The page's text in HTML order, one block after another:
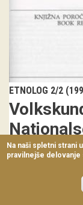
Arhiv
Koledar
Prireditve
Predavanja
Delavnice
Vodeni
ETNOLOG 2/2
Angelos Baš
Na naši spletni strani
pravilnejše delovanje